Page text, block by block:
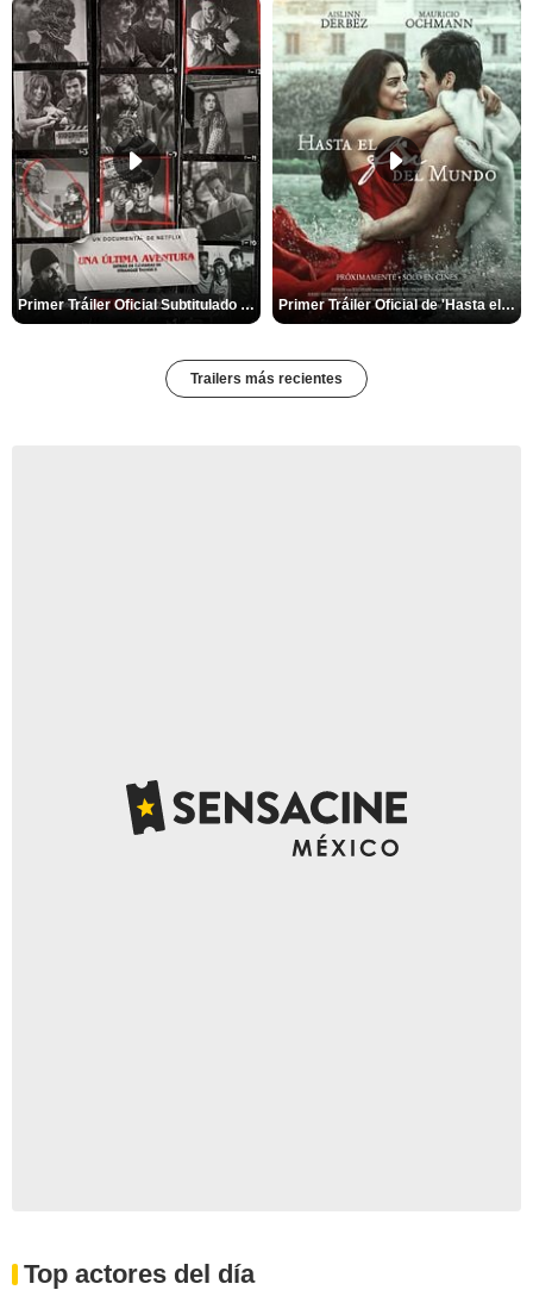
Primer Tráiler Oficial Subtitulado de 'Una última aventura: Detrás de cámaras de Stranger Things 5' Primer Tráiler Oficial de 'Hasta el fin del mundo'
Trailers más recientes
Top actores del día